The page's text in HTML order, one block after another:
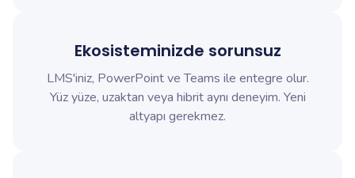
Ekosisteminizde sorunsuz
LMS'iniz, PowerPoint ve Teams ile entegre olur.
Yüz yüze, uzaktan veya hibrit aynı deneyim. Yeni
altyapı gerekmez.